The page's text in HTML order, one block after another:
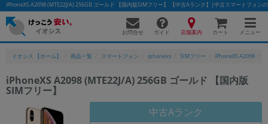
iPhoneXS A2098 (MTE22J/A) 256GB ゴールド 【国内版SIMフリー】 【中古Aランク】|中古スマートフォン
お問合せ ガイド 店舗案内 カート メニュー
イオシス 【ホーム】 商品一覧 スマートフォン iphonexs SIMフリー iPhoneXS A2098
iPhoneXS A2098 (MTE22J/A) 256GB ゴールド 【国内版
SIMフリー】
中古Aランク
かんたんパソコン検索に切り替える